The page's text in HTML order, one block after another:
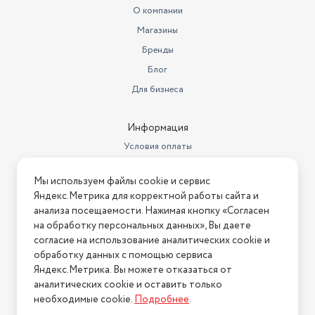
О компании
Магазины
Бренды
Блог
Для бизнеса
Информация
Условия оплаты
Условия возврата
Нашли ошибку на сайте? Напишите нам
2026 © Интернет-магазин "АстМаркет". У нас есть всё!
Политика конфиденциальности
Мы используем файлы cookie и сервис
Яндекс.Метрика для корректной работы сайта и
анализа посещаемости. Нажимая кнопку «Согласен
на обработку персональных данных», Вы даете
согласие на использование аналитических cookie и
обработку данных с помощью сервиса
Яндекс.Метрика. Вы можете отказаться от
аналитических cookie и оставить только
необходимые cookie.Подробнее.